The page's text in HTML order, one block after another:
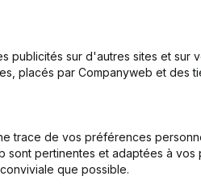
publicités sur d'autres sites et sur
placés par Companyweb et des
trace de vos préférences
pertinentes et adaptées à vos
que possible.